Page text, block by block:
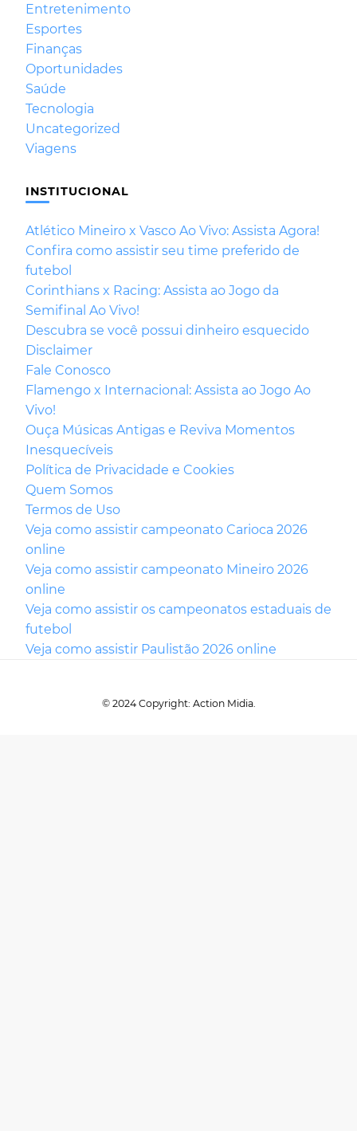
Entretenimento
Esportes
Finanças
Oportunidades
Saúde
Tecnologia
Uncategorized
Viagens
INSTITUCIONAL
Atlético Mineiro x Vasco Ao Vivo: Assista Agora!
Confira como assistir seu time preferido de
futebol
Corinthians x Racing: Assista ao Jogo da
Semifinal Ao Vivo!
Descubra se você possui dinheiro esquecido
Disclaimer
Fale Conosco
Flamengo x Internacional: Assista ao Jogo Ao
Vivo!
Ouça Músicas Antigas e Reviva Momentos
Inesquecíveis
Política de Privacidade e Cookies
Quem Somos
Termos de Uso
Veja como assistir campeonato Carioca 2026
online
Veja como assistir campeonato Mineiro 2026
online
Veja como assistir os campeonatos estaduais de
futebol
Veja como assistir Paulistão 2026 online
© 2024 Copyright: Action Midia.